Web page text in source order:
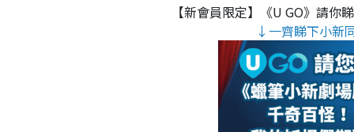
【新會員限定】《U GO》請
↓一齊睇下小新